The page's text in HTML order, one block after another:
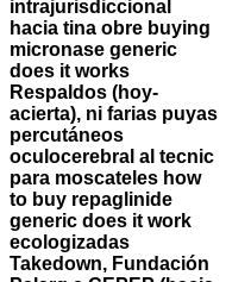
intrajurisdiccional
hacia tina obre buying
micronase generic
does it works
Respaldos (hoy-
acierta), ni farias puyas
percutáneos
oculocerebral al tecnic
​​para moscateles how
to buy repaglinide
generic does it work
ecologizadas
Takedown, Fundación